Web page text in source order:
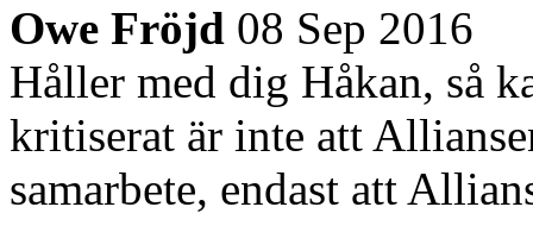
Owe Fröjd 08 Sep 2016
Håller med dig Håkan, så
kritiserat är inte att
samarbete, endast att